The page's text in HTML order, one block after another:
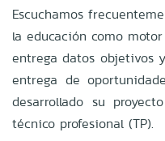
Escuchamos
la educación como
entrega datos objetivos
entrega de
desarrollado su
técnico profesional (TP).